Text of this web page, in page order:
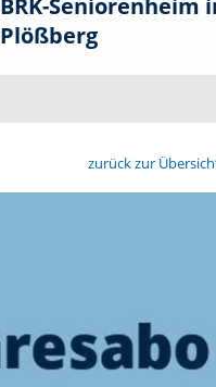
Plößberg
zurück zur